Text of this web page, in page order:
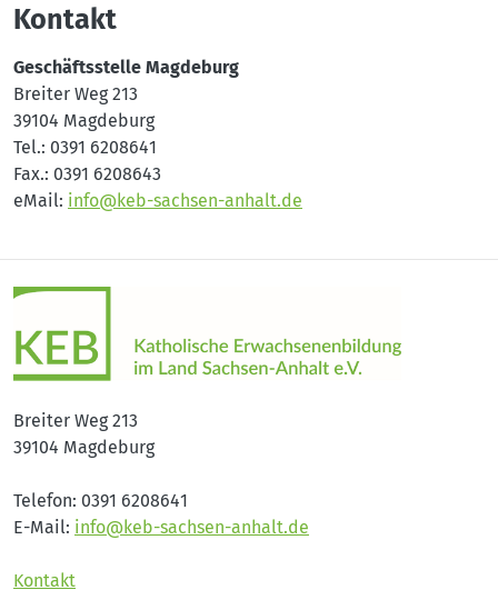
Kontakt
Geschäftsstelle Magdeburg
Breiter Weg 213
39104 Magdeburg
Tel.: 0391 6208641
Fax.: 0391 6208643
eMail: info@keb-sachsen-anhalt.de
Breiter Weg 213
39104 Magdeburg
Telefon: 0391 6208641
E-Mail: info@keb-sachsen-anhalt.de
Kontakt